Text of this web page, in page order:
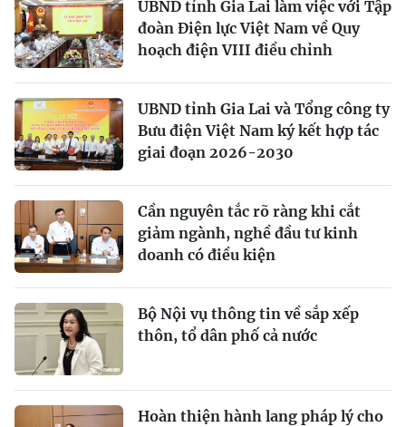
UBND tỉnh Gia Lai làm việc với Tập
đoàn Điện lực Việt Nam về Quy
hoạch điện VIII điều chỉnh
UBND tỉnh Gia Lai và Tổng công ty
Bưu điện Việt Nam ký kết hợp tác
giai đoạn 2026-2030
Cần nguyên tắc rõ ràng khi cắt
giảm ngành, nghề đầu tư kinh
doanh có điều kiện
Bộ Nội vụ thông tin về sắp xếp
thôn, tổ dân phố cả nước
Hoàn thiện hành lang pháp lý cho